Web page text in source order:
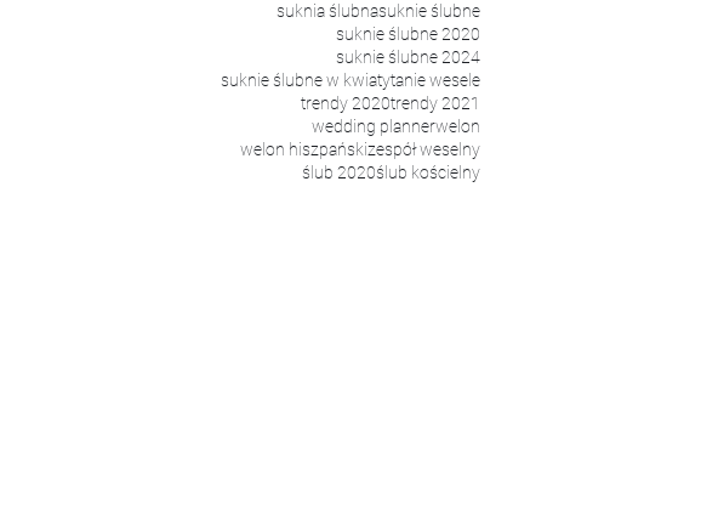
suknia ślubnasuknie ślubne
suknie ślubne 2020
suknie ślubne 2024
suknie ślubne w kwiatytanie wesele
trendy 2020trendy 2021
wedding plannerwelon
welon hiszpańskizespół weselny
ślub 2020ślub kościelny